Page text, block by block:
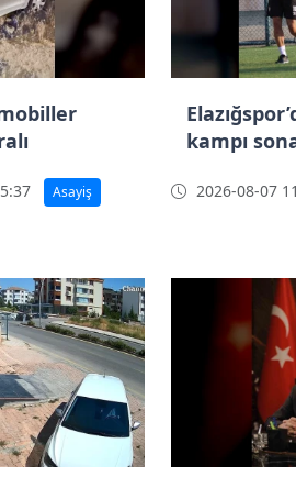
Asayiş
kampı
2026-08-07